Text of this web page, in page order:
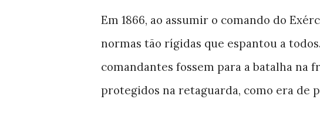
Em 1866, ao assumir o comando do
normas tão rígidas que espantou a
comandantes fossem para a batalha na
protegidos na retaguarda, como era de